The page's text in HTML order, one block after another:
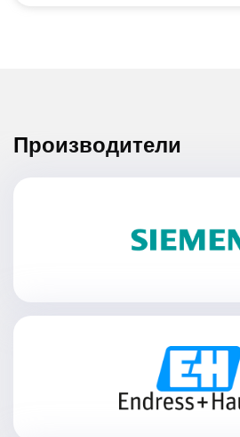
Производители